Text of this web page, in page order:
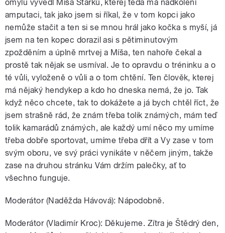
omylu vyvedl Míša Starků, kterej teda má nadkolení
amputaci, tak jako jsem si říkal, že v tom kopci jako
nemůže stačit a ten si se mnou hrál jako kočka s myší, já
jsem na ten kopec dorazil asi s pětiminutovým
zpožděním a úplně mrtvej a Míša, ten nahoře čekal a
prostě tak nějak se usmíval. Je to opravdu o tréninku a o
té vůli, vyloženě o vůli a o tom chtění. Ten člověk, kterej
má nějaký hendykep a kdo ho dneska nemá, že jo. Tak
když něco chcete, tak to dokážete a já bych chtěl říct, že
jsem strašně rád, že znám třeba tolik známých, mám teď
tolik kamarádů známých, ale každý umí něco my umíme
třeba dobře sportovat, umíme třeba dřít a Vy zase v tom
svým oboru, ve svý práci vynikáte v něčem jiným, takže
zase na druhou stránku Vám držím palečky, ať to
všechno funguje.
Moderátor (Naděžda Hávová): Nápodobně.
Moderátor (Vladimír Kroc): Děkujeme. Zítra je Štědrý den,